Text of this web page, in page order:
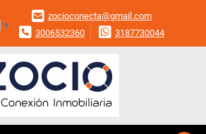
▼
zocioconecta@gmail.com
3006532360
3187730044